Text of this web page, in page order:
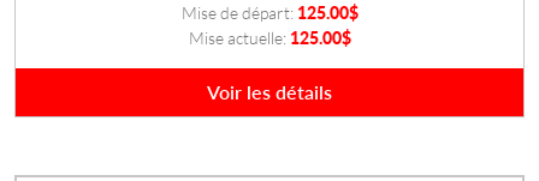
Mise de départ: 125.00$
Mise actuelle: 125.00$
Voir les détails